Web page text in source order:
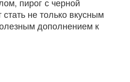
пирог с черной
не только вкусным
дополнением к